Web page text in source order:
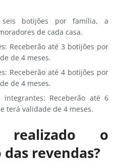
botijões por família, a
de cada casa.
Receberão até 3 botijões por
de 4 meses.
Receberão até 4 botijões por
de 4 meses.
Receberão até 6
terá validade de 4 meses.
realizado o
revendas?